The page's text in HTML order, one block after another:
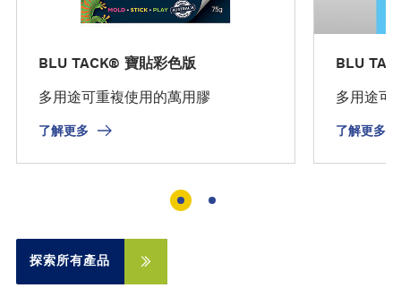
BLU TACK® 寶貼彩色版
多用途可重複使用的萬用膠
了解更多
BLU
多用途可
了解更多
探索所有產品